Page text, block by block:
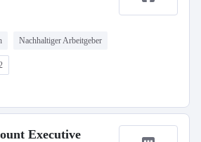
Nachhaltiger Arbeitgeber
Executive